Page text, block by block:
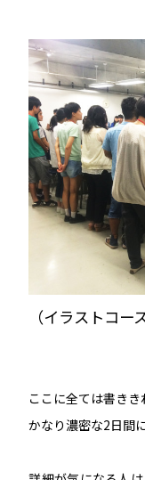
（イラストコー
ここに全ては書きき
かなり濃密な2日間